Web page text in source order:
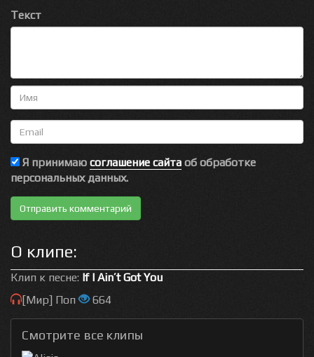
Текст
Имя
Email
Я принимаю соглашение сайта об обработке
персональных данных.
О клипе:
Клип к песне: If I Ain’t Got You
[Мир] Поп
664
Смотрите все клипы